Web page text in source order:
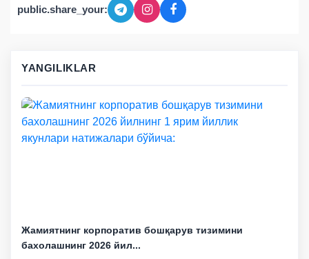
public.share_your:
YANGILIKLAR
Жамиятнинг корпоратив бошқарув тизимини
бахолашнинг 2026 йил...